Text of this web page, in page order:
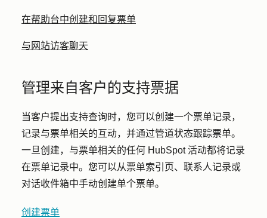
在帮助台中创建和回复票单
与网站访客聊天
管理来自客户的支持票据
当客户提出支持查询时，您可以创建一个票单记录，
记录与票单相关的互动，并通过管道状态跟踪票单。
一旦创建，与票单相关的任何 HubSpot 活动都将记录
在票单记录中。您可以从票单索引页、联系人记录或
对话收件箱中手动创建单个票单。
创建票单